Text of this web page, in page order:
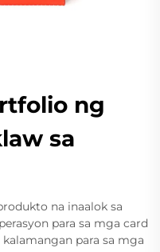
ng
sa
na inaalok sa
para sa mga card
para sa mga